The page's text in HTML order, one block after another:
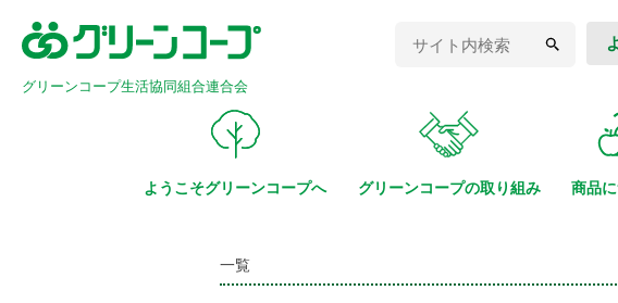
グリーンコープ生活協同組合連合会
ようこそグリーンコープへ グリーンコープの取り組み 商品に
一覧